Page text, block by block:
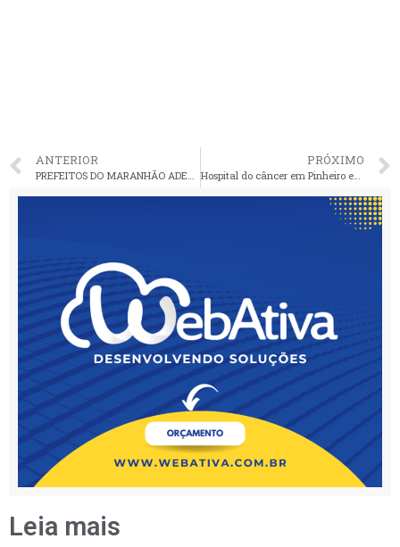
ANTERIOR PRÓXIMO
Hospital do câncer em Pinheiro está em fase final
Leia mais